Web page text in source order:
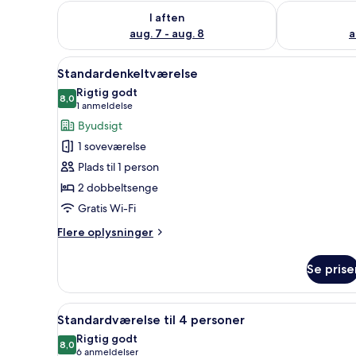
I aften
aug. 7 - aug. 8
Tjek tilgængelighed for i aften aug. 7 - aug. 8
Tjek
Indlæs
alle
billeder
af
Standardenkeltværelse
Et hotelværelse med to
15
Standardenkeltværelse
8,08,0 ud af 10
Rigtig godt
1 anmeldelse
(1
anmeldelse)
Byudsigt
1 soveværelse
Plads til 1 person
2 dobbeltsenge
Gratis Wi-Fi
Flere oplysninger
Flere
Se
Indlæs
alle
billeder
Et hotelværelse med to
19
Standardværelse til 4 personer
8,08,0 ud af 10
Rigtig godt
6 anmeldelser